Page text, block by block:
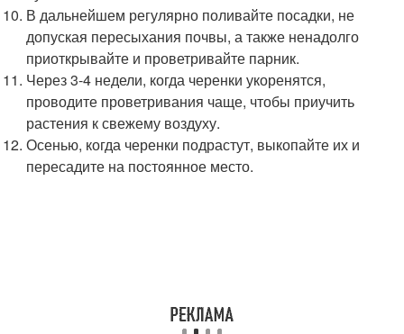
В дальнейшем регулярно поливайте посадки, не
допуская пересыхания почвы, а также ненадолго
приоткрывайте и проветривайте парник.
Через 3-4 недели, когда черенки укоренятся,
проводите проветривания чаще, чтобы приучить
растения к свежему воздуху.
Осенью, когда черенки подрастут, выкопайте их и
пересадите на постоянное место.